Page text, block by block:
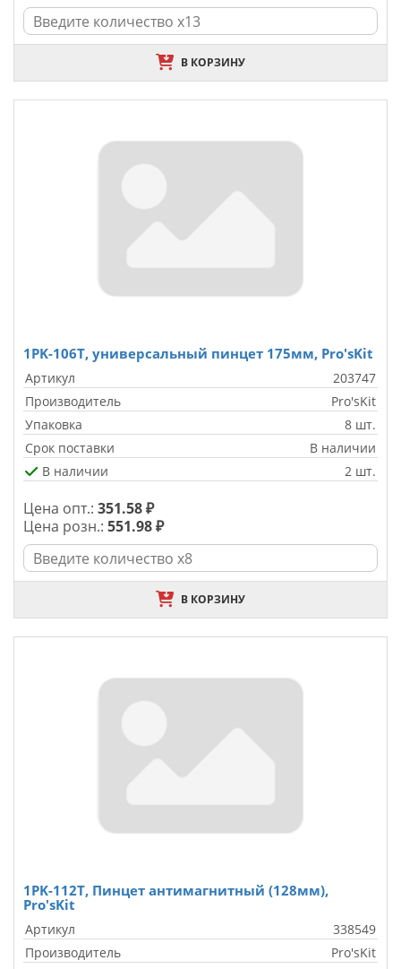
В КОРЗИНУ
1PK-106T, универсальный пинцет 175мм, Pro'sKit
Артикул
203747
Производитель
Pro'sKit
Упаковка
8 шт.
Срок поставки
В наличии
В наличии
2 шт.
Цена опт.: 351.58 ₽
Цена розн.: 551.98 ₽
В КОРЗИНУ
1PK-112T, Пинцет антимагнитный (128мм),
Pro'sKit
Артикул
338549
Производитель
Pro'sKit